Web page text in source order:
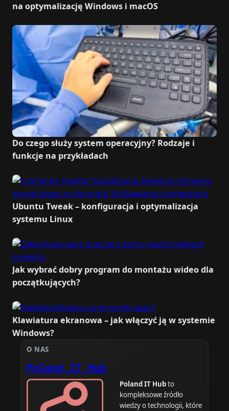
na optymalizację Windows i macOS
Do czego służy system operacyjny? Rodzaje i
funkcje na przykładach
Ubuntu Tweak – konfiguracja i optymalizacja
systemu Linux
Jak wybrać dobry program do montażu wideo dla
początkujących?
Klawiatura ekranowa – jak włączyć ją w systemie
Windows?
O NAS
Poland IT Hub
Poland IT Hubto
kompleksowe źródło
wiedzy o technologii, które